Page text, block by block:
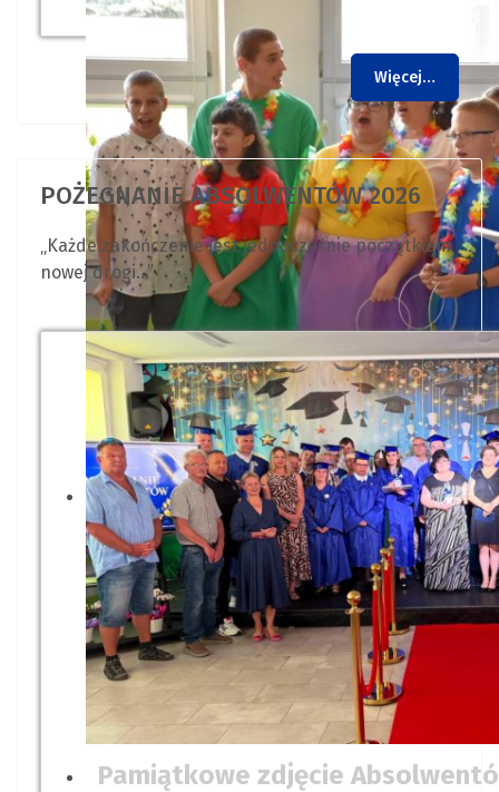
Uczniowie podczas występu
Więcej…
POŻEGNANIE ABSOLWENTÓW 2026
„Każde zakończenie jest jednocześnie początkiem
nowej drogi…”
Pamiątkowe zdjęcie